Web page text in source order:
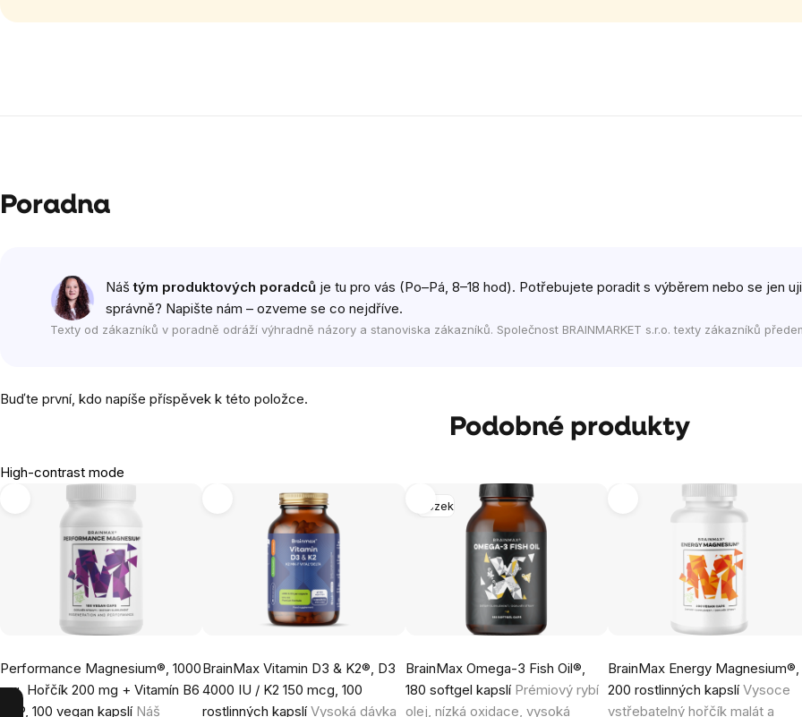
Poradna
Náštým produktových poradců je tu pro vás (Po–Pá, 8–18 hod). Potřebujete poradit s výběrem nebo se jen
správně? Napište nám – ozveme se co nejdříve.
Texty od zákazníků v poradně odráží výhradně názory a stanoviska zákazníků. Společnost BRAINMARKET s.r.o. texty zákazníků
Buďte první, kdo napíše příspěvek k této položce.
Podobné produkty
High-contrast mode
Performance Magnesium®, 1000
mg, Hořčík 200 mg + Vitamín B6
P5P, 100 vegan kapslí Náš
BrainMax Vitamin D3 & K2®, D3
4000 IU / K2 150 mcg, 100
rostlinných kapslíVysoká dávka
Mozek
BrainMax Omega-3 Fish Oil®,
180 softgel kapslí Prémiový rybí
olej, nízká oxidace, vysoká
BrainMax Energy Magnesium®,
200 rostlinných kapslíVysoce
vstřebatelný hořčík malát a